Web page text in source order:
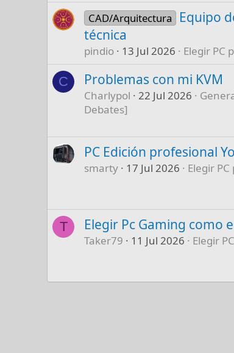
CAD/Arquitectura
Equipo
técnica
pindio 13 Jul 2026 Elegir PC
C Problemas con mi KVM
Charlypol 22 Jul 2026
Debates]
PC Edición profesional
smarty 17 Jul 2026 Elegir
T Elegir Pc Gaming como
Taker79 11 Jul 2026 Elegir